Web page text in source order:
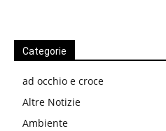
Categorie
ad occhio e croce
Altre Notizie
Ambiente